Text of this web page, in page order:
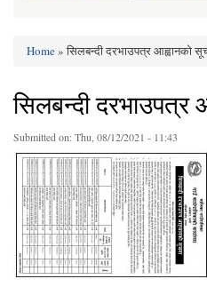
Home» सिलबन्दी दरभाउपत्र आह्वानको
सिलबन्दी दरभाउपत्र
Submitted on:Thu, 08/12/2021 - 11:43